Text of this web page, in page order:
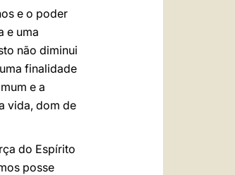
e o poder
e uma
não diminui
finalidade
e a
vida, dom de
do Espírito
posse